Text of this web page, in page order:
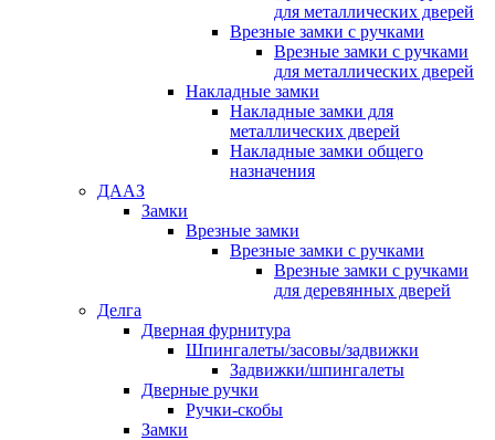
для металлических дверей
Врезные замки с ручками
Врезные замки с ручками
для металлических дверей
Накладные замки
Накладные замки для
металлических дверей
Накладные замки общего
назначения
ДААЗ
Замки
Врезные замки
Врезные замки с ручками
Врезные замки с ручками
для деревянных дверей
Делга
Дверная фурнитура
Шпингалеты/засовы/задвижки
Задвижки/шпингалеты
Дверные ручки
Ручки-скобы
Замки